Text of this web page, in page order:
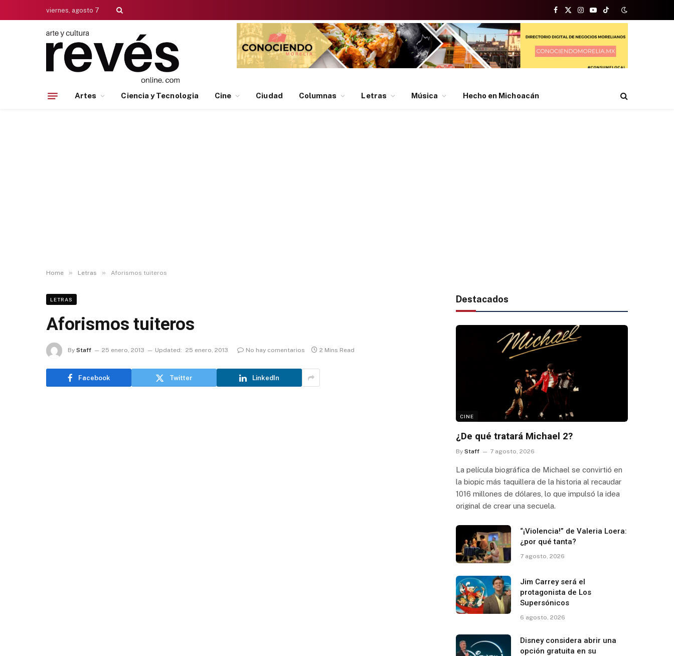
viernes, agosto 7
Facebook
X
(Twitter)
Instagram
YouTubeTikTok
Artes Ciencia y Tecnologia Cine Ciudad Columnas Letras Música Hecho en Michoacán
Home » Letras » Aforismos tuiteros
LETRAS
Aforismos tuiteros
By Staff 25 enero, 2013 Updated: 25 enero, 2013 No hay comentarios 2 Mins Read
Facebook Twitter LinkedIn
Destacados
CINE
¿De qué tratará Michael 2?
By Staff 7 agosto, 2026
La película biográfica de Michael se convirtió en
la biopic más taquillera de la historia al recaudar
1016 millones de dólares, lo que impulsó la idea
original de crear una secuela.
“¡Violencia!” de Valeria Loera:
¿por qué tanta?
7 agosto, 2026
Jim Carrey será el
protagonista de Los
Supersónicos
6 agosto, 2026
Disney considera abrir una
opción gratuita en su